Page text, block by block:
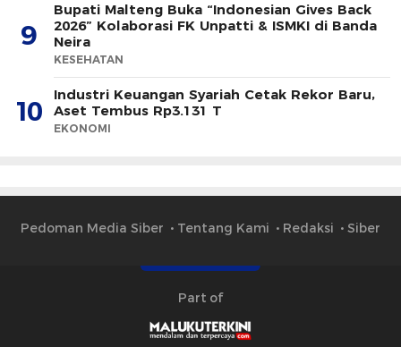
9
Bupati Malteng Buka “Indonesian Gives Back
2026” Kolaborasi FK Unpatti & ISMKI di Banda
Neira
KESEHATAN
10
Industri Keuangan Syariah Cetak Rekor Baru,
Aset Tembus Rp3.131 T
EKONOMI
Pedoman Media Siber Tentang Kami Redaksi Siber
Part of